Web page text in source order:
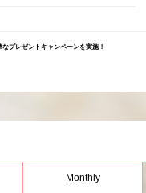
プレゼントキャンペーンを実施！
Monthly